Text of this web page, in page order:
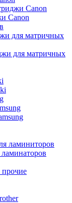
Canon
Canon
для матричных
для матричных
ламиниторов
прочие